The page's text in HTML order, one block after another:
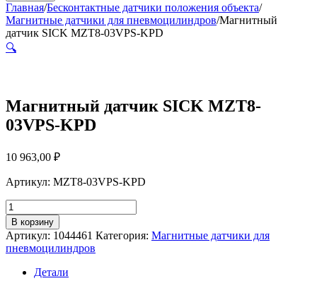
Главная/Бесконтактные датчики положения объекта/
Магнитные датчики для пневмоцилиндров/Магнитный
датчик SICK MZT8-03VPS-KPD
🔍
Магнитный датчик SICK MZT8-
03VPS-KPD
10 963,00 ₽
Артикул: MZT8-03VPS-KPD
Количество
товара
Магнитный
датчик
SICK
MZT8-
03VPS-
В корзину
Артикул: 1044461 Категория: Магнитные датчики для
пневмоцилиндров
Детали